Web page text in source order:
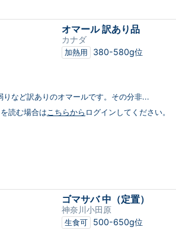
オマール 訳あり品
カナダ
加熱用 380-580g位
りなど訳ありのオマールです。その分非...
読む場合はこちらから ログインしてください。
ゴマサバ 中（定置）
神奈川小田原
生食可 500-650g位